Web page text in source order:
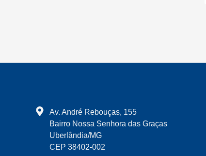
Av. André Rebouças, 155
Bairro Nossa Senhora das Graças
Uberlândia/MG
CEP 38402-002